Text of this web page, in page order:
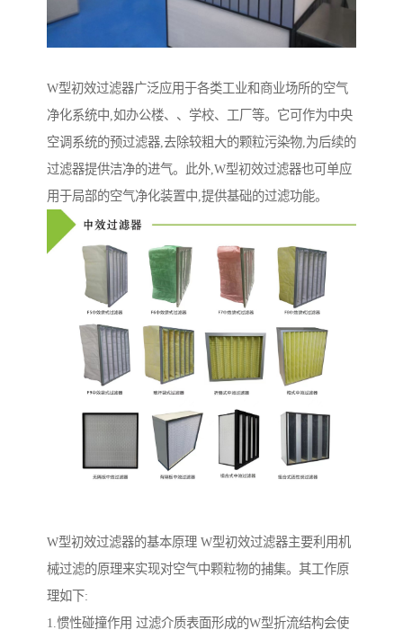
W型初效过滤器广泛应用于各类工业和商业场所的空气
净化系统中,如办公楼、、学校、工厂等。它可作为中央
空调系统的预过滤器,去除较粗大的颗粒污染物,为后续的
过滤器提供洁净的进气。此外,W型初效过滤器也可单应
用于局部的空气净化装置中,提供基础的过滤功能。
W型初效过滤器的基本原理 W型初效过滤器主要利用机
械过滤的原理来实现对空气中颗粒物的捕集。其工作原
理如下:
1.惯性碰撞作用 过滤介质表面形成的W型折流结构会使